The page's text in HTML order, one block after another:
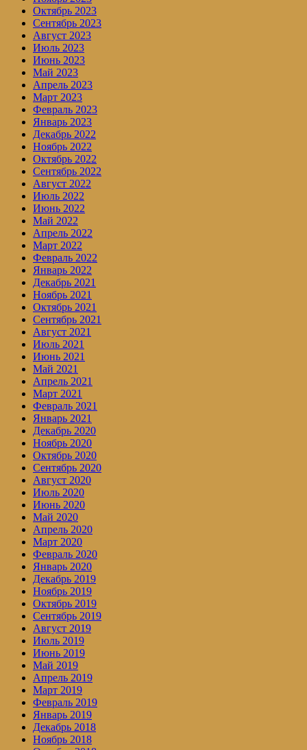
Октябрь 2023
Сентябрь 2023
Август 2023
Июль 2023
Июнь 2023
Май 2023
Апрель 2023
Март 2023
Февраль 2023
Январь 2023
Декабрь 2022
Ноябрь 2022
Октябрь 2022
Сентябрь 2022
Август 2022
Июль 2022
Июнь 2022
Май 2022
Апрель 2022
Март 2022
Февраль 2022
Январь 2022
Декабрь 2021
Ноябрь 2021
Октябрь 2021
Сентябрь 2021
Август 2021
Июль 2021
Июнь 2021
Май 2021
Апрель 2021
Март 2021
Февраль 2021
Январь 2021
Декабрь 2020
Ноябрь 2020
Октябрь 2020
Сентябрь 2020
Август 2020
Июль 2020
Июнь 2020
Май 2020
Апрель 2020
Март 2020
Февраль 2020
Январь 2020
Декабрь 2019
Ноябрь 2019
Октябрь 2019
Сентябрь 2019
Август 2019
Июль 2019
Июнь 2019
Май 2019
Апрель 2019
Март 2019
Февраль 2019
Январь 2019
Декабрь 2018
Ноябрь 2018